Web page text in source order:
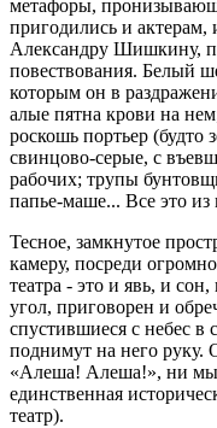
метафоры,
пригодились и актерам,
Александру Шишкину,
повествования. Белый
которым он в
алые пятна крови на
роскошь портьер (будто
свинцово-серые, с
рабочих; трупы
папье-маше... Все это
Тесное, замкнутое
камеру, посреди
театра - это и явь, и
угол, приговорен и
спустившиеся с небес
поднимут на него руку.
«Алеша! Алеша!», ни
единственная
театр).